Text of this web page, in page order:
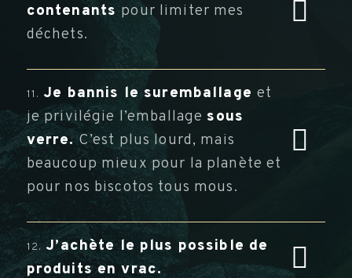
contenants pour limiter mes
déchets.
11. Je bannis le suremballage et
je privilégie l’emballage sous
verre.C’est plus lourd, mais
beaucoup mieux pour la planète et
pour nos biscotos tous mous.
12. J’achète le plus possible de
produits en vrac.